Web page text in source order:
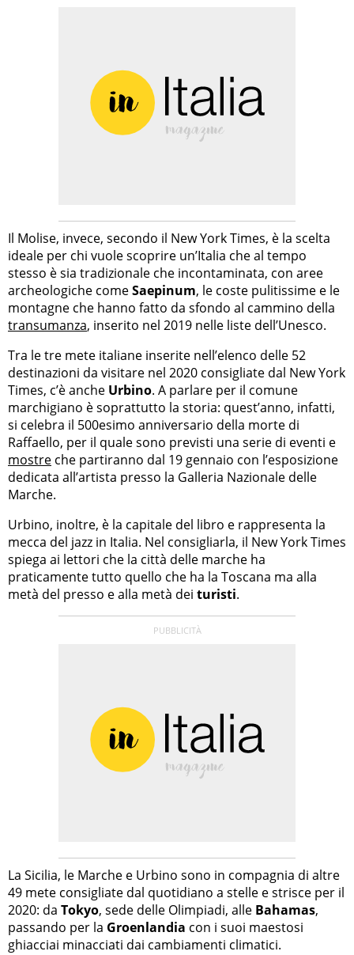
Il Molise, invece, secondo il New York Times, è la scelta
ideale per chi vuole scoprire un’Italia che al tempo
stesso è sia tradizionale che incontaminata, con aree
archeologiche comeSaepinum, le coste pulitissime e le
montagne che hanno fatto da sfondo al cammino della
transumanza, inserito nel 2019 nelle liste dell’Unesco.
Tra le tre mete italiane inserite nell’elenco delle 52
destinazioni da visitare nel 2020 consigliate dal New York
Times, c’è anche Urbino. A parlare per il comune
marchigiano è soprattutto la storia: quest’anno, infatti,
si celebra il 500esimo anniversario della morte di
Raffaello, per il quale sono previsti una serie di eventi e
mostre che partiranno dal 19 gennaio con l’esposizione
dedicata all’artista presso la Galleria Nazionale delle
Marche.
Urbino, inoltre, è la capitale del libro e rappresenta la
mecca del jazz in Italia. Nel consigliarla, il New York Times
spiega ai lettori che la città delle marche ha
praticamente tutto quello che ha la Toscana ma alla
metà del presso e alla metà dei turisti.
La Sicilia, le Marche e Urbino sono in compagnia di altre
49 mete consigliate dal quotidiano a stelle e strisce per il
2020: da Tokyo, sede delle Olimpiadi, alle Bahamas,
passando per la Groenlandia con i suoi maestosi
ghiacciai minacciati dai cambiamenti climatici.